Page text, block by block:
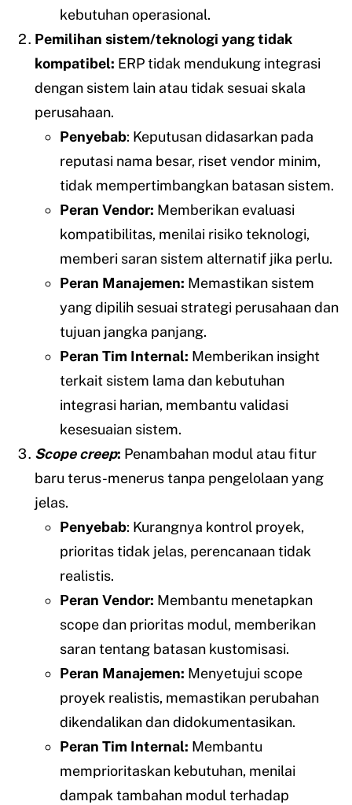
kebutuhan operasional.
Pemilihan sistem/teknologi yang tidak
kompatibel: ERP tidak mendukung integrasi
dengan sistem lain atau tidak sesuai skala
perusahaan.
Penyebab: Keputusan didasarkan pada
reputasi nama besar, riset vendor minim,
tidak mempertimbangkan batasan sistem.
Peran Vendor: Memberikan evaluasi
kompatibilitas, menilai risiko teknologi,
memberi saran sistem alternatif jika perlu.
Peran Manajemen: Memastikan sistem
yang dipilih sesuai strategi perusahaan dan
tujuan jangka panjang.
Peran Tim Internal: Memberikan insight
terkait sistem lama dan kebutuhan
integrasi harian, membantu validasi
kesesuaian sistem.
Scope creep: Penambahan modul atau fitur
baru terus-menerus tanpa pengelolaan yang
jelas.
Penyebab: Kurangnya kontrol proyek,
prioritas tidak jelas, perencanaan tidak
realistis.
Peran Vendor: Membantu menetapkan
scope dan prioritas modul, memberikan
saran tentang batasan kustomisasi.
Peran Manajemen: Menyetujui scope
proyek realistis, memastikan perubahan
dikendalikan dan didokumentasikan.
Peran Tim Internal: Membantu
memprioritaskan kebutuhan, menilai
dampak tambahan modul terhadap